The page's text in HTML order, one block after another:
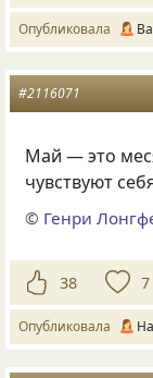
Опубликовала
#2116071
Май — это
чувствуют
© Генри
38 7
Опубликовала